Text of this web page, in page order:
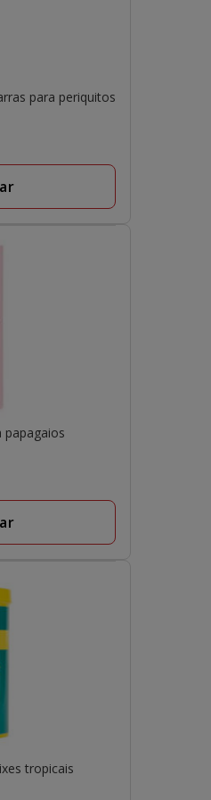
para periquitos
papagaios
tropicais